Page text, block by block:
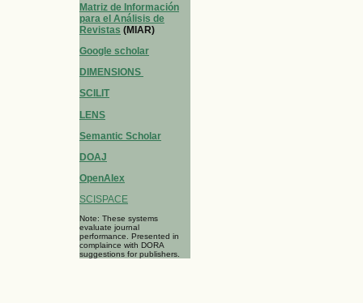
Matriz de Información
para el Análisis de
Revistas (MIAR)
Google scholar
DIMENSIONS
SCILIT
LENS
Semantic Scholar
DOAJ
OpenAlex
SCISPACE
Note: These systems
evaluate journal
performance. Presented in
complaince with DORA
suggestions for publishers.